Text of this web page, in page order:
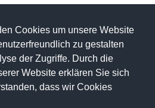
Cookies um unsere Website
zu gestalten
der Zugriffe. Durch die
Website erklären Sie sich
dass wir Cookies